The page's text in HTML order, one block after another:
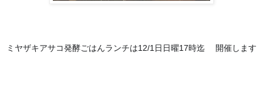
ミヤザキアサコ発酵ごはんランチは12/1日日曜17時迄 開催します